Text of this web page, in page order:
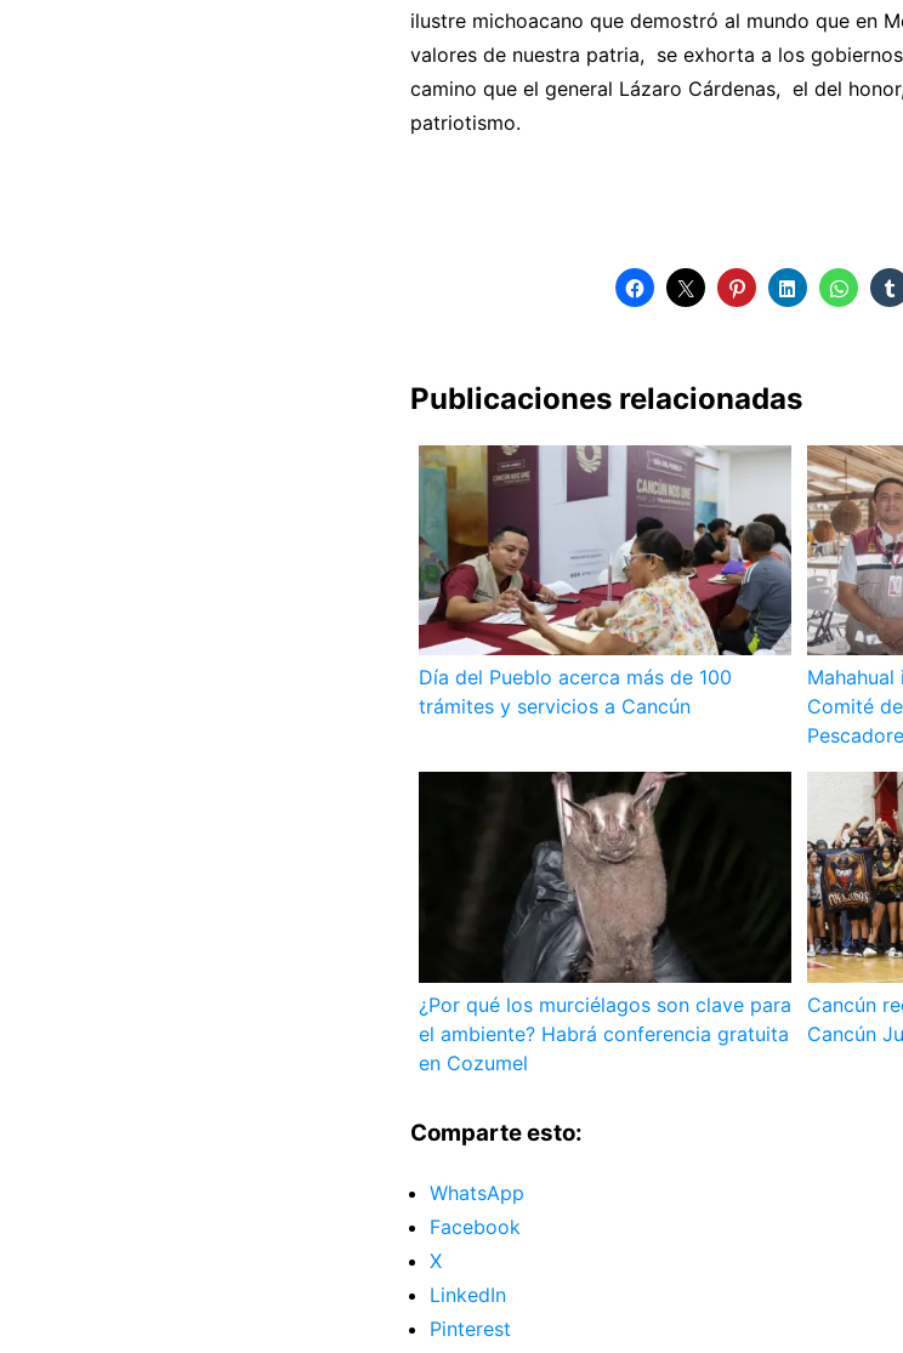
ilustre michoacano que demostró al mundo que en
valores de nuestra patria, se exhorta a los
camino que el general Lázaro Cárdenas, el del
patriotismo.
Publicaciones relacionadas
Día del Pueblo acerca más de 100
trámites y servicios a Cancún
Comité
¿Por qué los murciélagos son clave para
el ambiente? Habrá conferencia gratuita
en Cozumel
Cancún
Cancún
Comparte esto:
WhatsApp
Facebook
X
LinkedIn
Pinterest